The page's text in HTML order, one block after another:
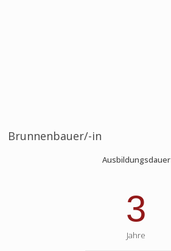
Brunnenbauer/-in
Ausbildungsdauer
3
Jahre